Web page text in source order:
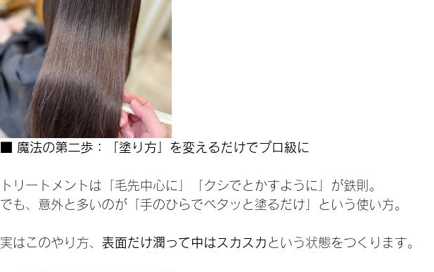
■ 魔法の第二歩：「塗り方」を変えるだけでプロ級に
トリートメントは「毛先中心に」「クシでとかすように」が鉄則。
でも、意外と多いのが「手のひらでベタッと塗るだけ」という使い方。
実はこのやり方、 表面だけ潤って中はスカスカ という状態をつくります。